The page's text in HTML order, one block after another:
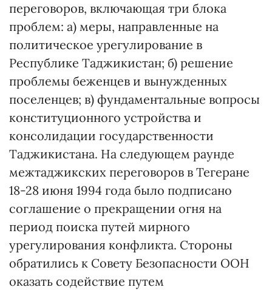
переговоров, включающая три блока
проблем: а) меры, направленные на
политическое урегулирование в
Республике Таджикистан; б) решение
проблемы беженцев и вынужденных
поселенцев; в) фундаментальные вопросы
конституционного устройства и
консолидации государственности
Таджикистана. На следующем раунде
межтаджикских переговоров в Тегеране
18-28 июня 1994 года было подписано
соглашение о прекращении огня на
период поиска путей мирного
урегулирования конфликта. Стороны
обратились к Совету Безопасности ООН
оказать содействие путем